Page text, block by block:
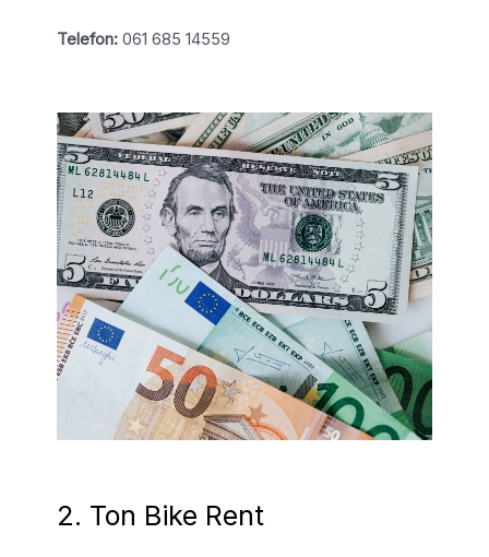
Telefon: 061 685 14559
2. Ton Bike Rent